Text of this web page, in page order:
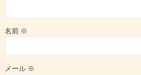
名前 ※
メール ※